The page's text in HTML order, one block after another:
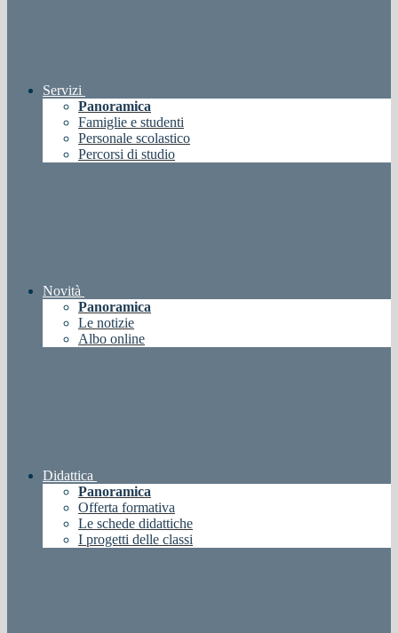
Servizi
Panoramica
Famiglie e studenti
Personale scolastico
Percorsi di studio
Novità
Panoramica
Le notizie
Albo online
Didattica
Panoramica
Offerta formativa
Le schede didattiche
I progetti delle classi